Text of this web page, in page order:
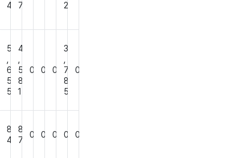
4
7
2
5
6
5
5
4
5
8
1
0 0 0
3
7
8
5
0
8
4
8
7
0 0 0 0 0